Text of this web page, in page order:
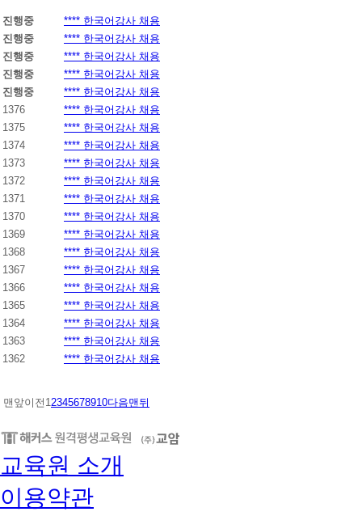
진행중
**** 한국어강사 채용
진행중
**** 한국어강사 채용
진행중
**** 한국어강사 채용
진행중
**** 한국어강사 채용
진행중
**** 한국어강사 채용
1376
**** 한국어강사 채용
1375
**** 한국어강사 채용
1374
**** 한국어강사 채용
1373
**** 한국어강사 채용
1372
**** 한국어강사 채용
1371
**** 한국어강사 채용
1370
**** 한국어강사 채용
1369
**** 한국어강사 채용
1368
**** 한국어강사 채용
1367
**** 한국어강사 채용
1366
**** 한국어강사 채용
1365
**** 한국어강사 채용
1364
**** 한국어강사 채용
1363
**** 한국어강사 채용
1362
**** 한국어강사 채용
맨앞이전 12345678910다음맨뒤
교육원 소개
이용약관